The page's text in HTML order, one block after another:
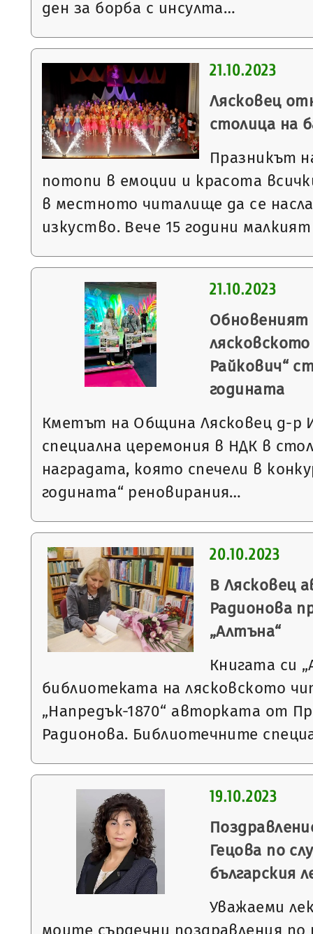
ден за борба с инсулта…
21.10.2023
Лясковец
столица на
Празникът
потопи в емоции и красота
в местното читалище да се
изкуство. Вече 15 години
21.10.2023
Обновеният
Райкович“
годината
Кметът на Община Лясковец д-р
специална церемония в НДК в
наградата, която спечели в
годината“ реновирания…
20.10.2023
В Лясковец
Радионова
„Алтъна“
Книгата си
библиотеката на лясковското
„Напредък-1870“ авторката от
Радионова. Библиотечните
19.10.2023
Гецова по
българския
Уважаеми
моите сърдечни поздравления